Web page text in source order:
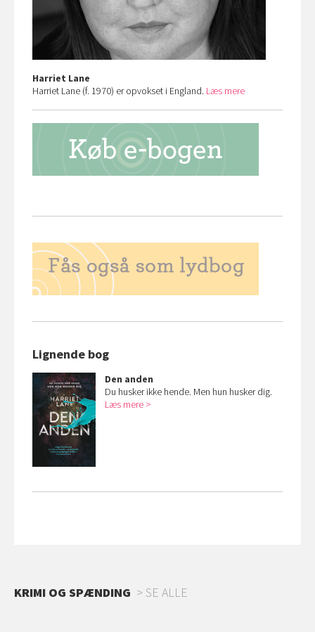
Harriet Lane
Harriet Lane (f. 1970) er opvokset i England. Læs mere
Lignende bog
Den anden
Du husker ikke hende. Men hun husker dig.
Læs mere
KRIMI OG SPÆNDING SE ALLE